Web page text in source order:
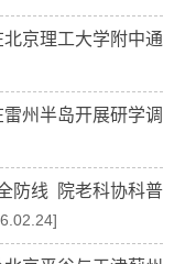
京理工大学附中通
州半岛开展研学调
防线 院老科协科普